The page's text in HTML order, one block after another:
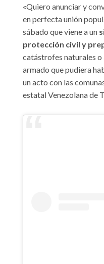
«Quiero anunciar y
en perfecta unión
sábado que viene a un
protección civil y
catástrofes naturales
armado que pudiera
un acto con las
estatal Venezolana de